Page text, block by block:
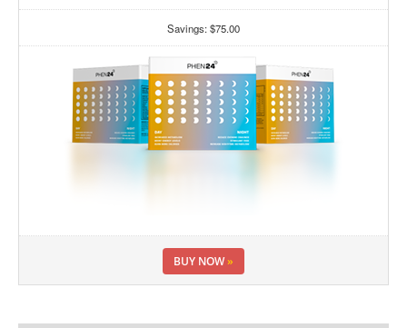
Savings: $75.00
BUY NOW»